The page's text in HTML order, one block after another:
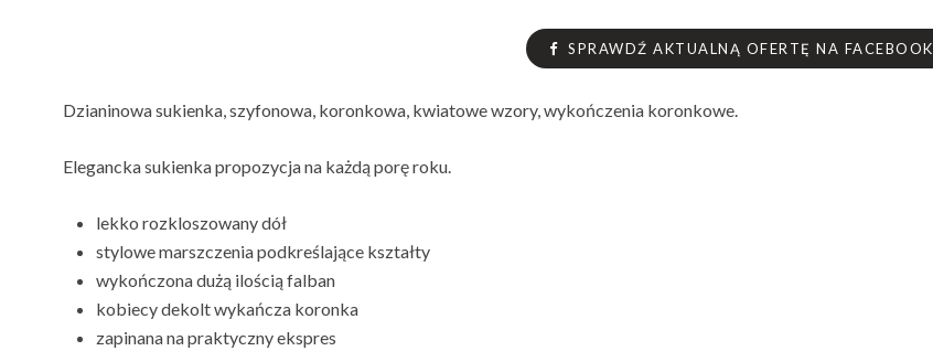
SPRAWDŹ AKTUALNĄ OFERTĘ NA FACEBOOK
Dzianinowa sukienka, szyfonowa, koronkowa, kwiatowe wzory, wykończenia koronkowe.
Elegancka sukienka propozycja na każdą porę roku.
lekko rozkloszowany dół
stylowe marszczenia podkreślające kształty
wykończona dużą ilością falban
kobiecy dekolt wykańcza koronka
zapinana na praktyczny ekspres